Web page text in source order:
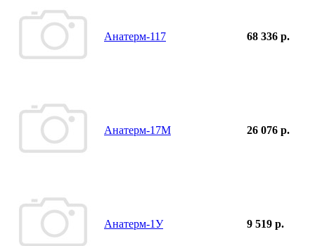
Анатерм-117 68 336 р.
Анатерм-17М 26 076 р.
Анатерм-1У 9 519 р.